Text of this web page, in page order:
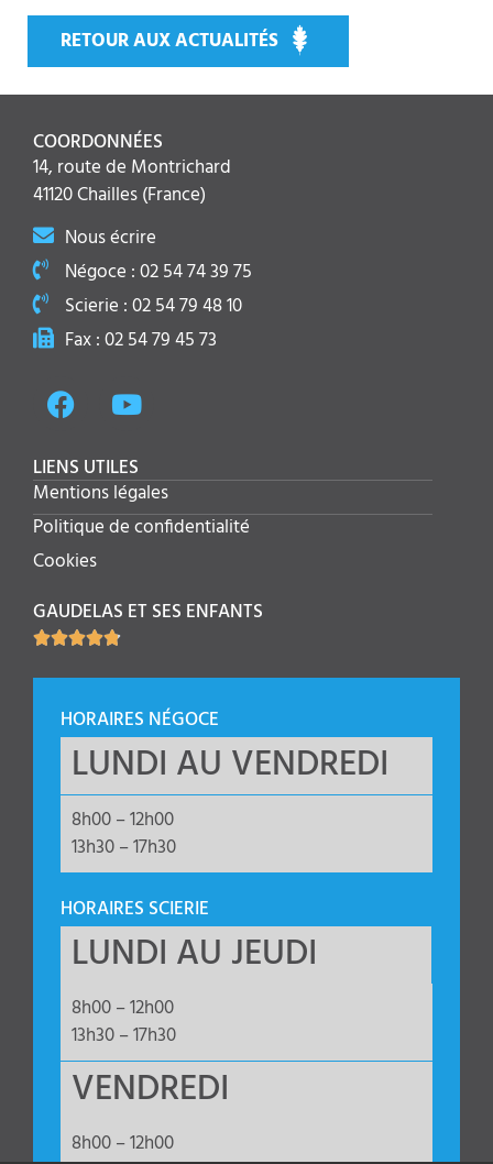
RETOUR AUX ACTUALITÉS
COORDONNÉES
14, route de Montrichard
41120 Chailles (France)
Nous écrire
Négoce : 02 54 74 39 75
Scierie : 02 54 79 48 10
Fax : 02 54 79 45 73
LIENS UTILES
Mentions légales
Politique de confidentialité
Cookies
GAUDELAS ET SES ENFANTS

HORAIRES NÉGOCE
LUNDI AU VENDREDI
8h00 – 12h00
13h30 – 17h30
HORAIRES SCIERIE
LUNDI AU JEUDI
8h00 – 12h00
13h30 – 17h30
VENDREDI
8h00 – 12h00